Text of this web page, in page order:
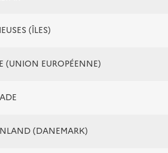
(ÎLES)
(UNION EUROPÉENNE)
(DANEMARK)